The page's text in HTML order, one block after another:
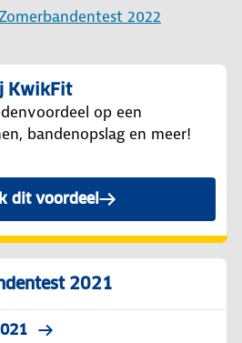
2022
KwikFit
op een
bandenopslag en meer!
dit voordeel
2021